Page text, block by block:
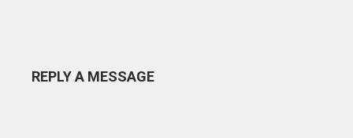
REPLY A MESSAGE